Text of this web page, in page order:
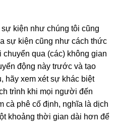
kiện như chúng tôi cũng
sự kiện cũng như cách thức
qua (các) không gian
động này trước và tạo
hãy xem xét sự khác biệt
trình khi mọi người đến
cà phê cố định, nghĩa là dịch
khoảng thời gian dài hơn để